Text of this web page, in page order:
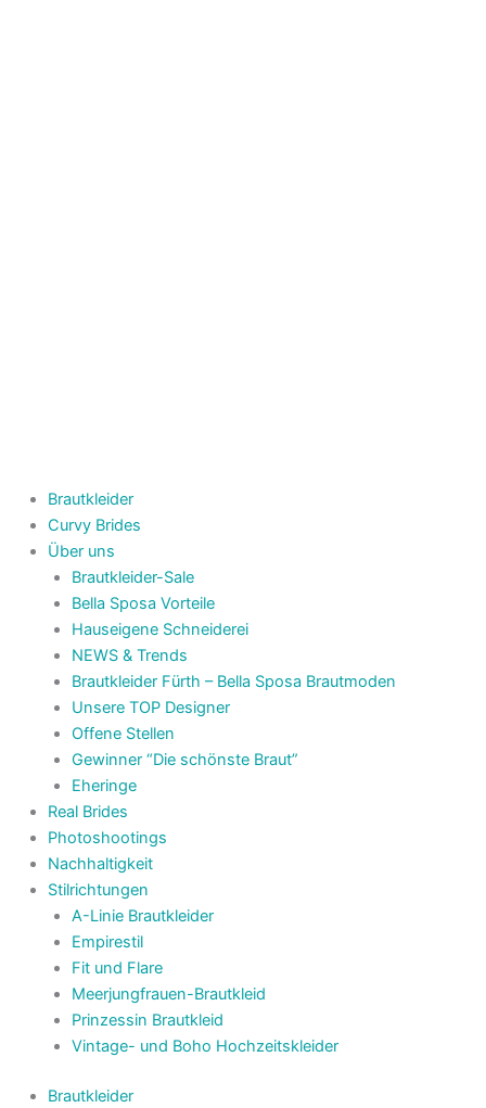
Brautkleider
Curvy Brides
Über uns
Brautkleider-Sale
Bella Sposa Vorteile
Hauseigene Schneiderei
NEWS & Trends
Brautkleider Fürth – Bella Sposa Brautmoden
Unsere TOP Designer
Offene Stellen
Gewinner “Die schönste Braut”
Eheringe
Real Brides
Photoshootings
Nachhaltigkeit
Stilrichtungen
A-Linie Brautkleider
Empirestil
Fit und Flare
Meerjungfrauen-Brautkleid
Prinzessin Brautkleid
Vintage- und Boho Hochzeitskleider
Brautkleider